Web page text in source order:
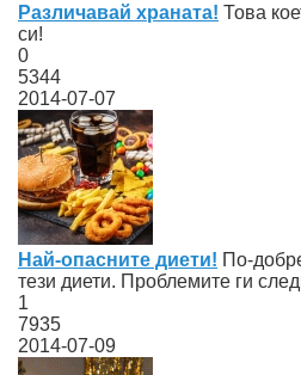
Различавай храната! Това
си!
0
5344
2014-07-07
Най-опасните диети! По-
тези диети. Проблемите ги
1
7935
2014-07-09